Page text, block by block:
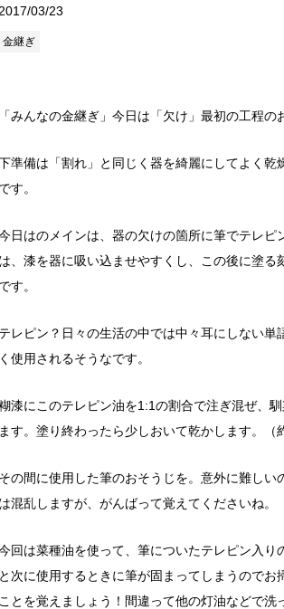
2017/03/23
金継ぎ
「みんなの金継ぎ」今日は「欠け」最初の工程の
準備は「割れ」と同じく器を綺麗にしてよく乾
です。
日はのメインは、器の欠けの箇所に筆でテレピ
は、漆を器に吸い込ませやすくし、この後に塗る
です。
テレピン？日々の生活の中では中々耳にしない単
く使用されるそうなです。
漆にこのテレピン油を1:1の割合で注ぎ混ぜ、
ます。 塗り終わったら少しおいて乾かします。（
その間に使用した筆のおそうじを。 意外に難しい
は混乱しますが、がんばって覚えてくださいね。
回は菜種油を使って、筆についたテレピン入
と次に使用するときに筆が固まってしまうのでお
ことを覚えましょう！間違って他の灯油などで